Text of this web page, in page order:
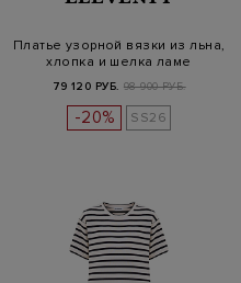
Платье узорной вязки из льна,
хлопка и шелка ламе
79 120 РУБ. 98 900 РУБ.
-20% SS26